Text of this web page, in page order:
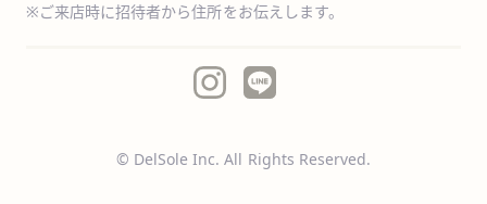
※ご来店時に招待者から住所をお伝えします。
© DelSole Inc. All Rights Reserved.